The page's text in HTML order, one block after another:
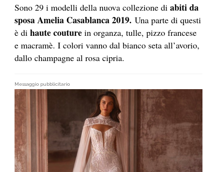
Sono 29 i modelli della nuova collezione di abiti da
sposa Amelia Casablanca 2019. Una parte di questi
è di haute couture in organza, tulle, pizzo francese
e macramè. I colori vanno dal bianco seta all’avorio,
dallo champagne al rosa cipria.
Messaggio pubblicitario